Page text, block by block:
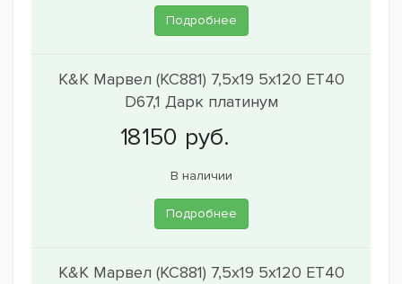
Подробнее
K&K Марвел (КС881) 7,5x19 5x120 ET40
D67,1 Дарк платинум
В наличии
Подробнее
K&K Марвел (КС881) 7,5x19 5x120 ET40